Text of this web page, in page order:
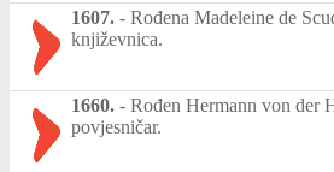
1607. - Rođena Madeleine de
književnica.
1660. - Rođen Hermann von der
povjesničar.